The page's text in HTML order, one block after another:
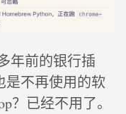
年前的银行插
是不再使用的软
？已经不用了。